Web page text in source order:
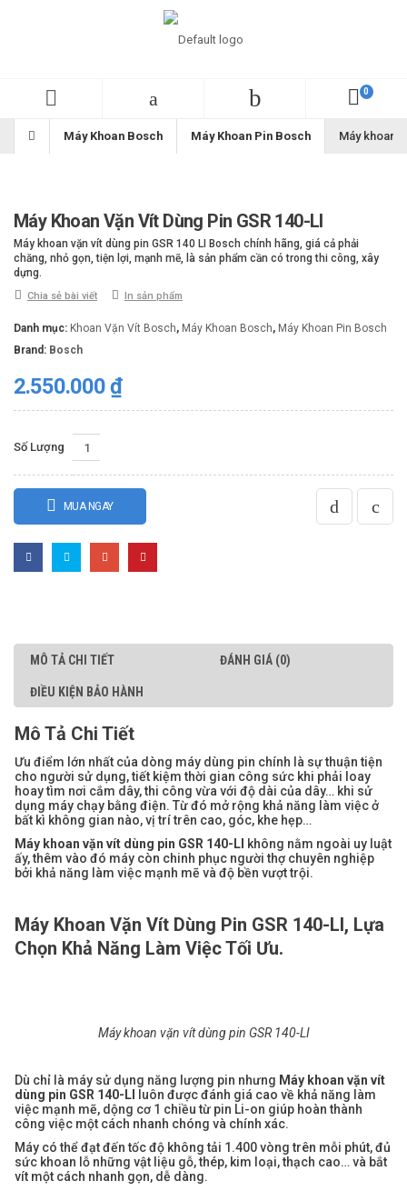
Máy Khoan Bosch Máy Khoan Pin Bosch Máy khoan
Máy Khoan Vặn Vít Dùng Pin GSR 140-LI
Máy khoan vặn vít dùng pin GSR 140 LI Bosch chính hãng, giá cả phải
chăng, nhỏ gọn, tiện lợi, mạnh mẽ, là sản phẩm cần có trong thi công, xây
dựng.
Chia sẻ bài viết In sản phẩm
Danh mục: Khoan Vặn Vít Bosch, Máy Khoan Bosch, Máy Khoan Pin Bosch
Brand: Bosch
2.550.000₫
Số Lượng
MUA NGAY
MÔ TẢ CHI TIẾT ĐÁNH GIÁ (0)
ĐIỀU KIỆN BẢO HÀNH
Mô Tả Chi Tiết
Ưu điểm lớn nhất của dòng máy dùng pin chính là sự thuận tiện
cho người sử dụng, tiết kiệm thời gian công sức khi phải loay
hoay tìm nơi cắm dây, thi công vừa với độ dài của dây… khi sử
dụng máy chạy bằng điện. Từ đó mở rộng khả năng làm việc ở
bất kì không gian nào, vị trí trên cao, góc, khe hẹp…
Máy khoan vặn vít dùng pin GSR 140-LI không nằm ngoài uy luật
ấy, thêm vào đó máy còn chinh phục người thợ chuyên nghiệp
bởi khả năng làm việc mạnh mẽ và độ bền vượt trội.
Máy Khoan Vặn Vít Dùng Pin GSR 140-LI, Lựa
Chọn Khả Năng Làm Việc Tối Ưu.
Máy khoan vặn vít dùng pin GSR 140-LI
Dù chỉ là máy sử dụng năng lượng pin nhưng Máy khoan vặn vít
dùng pin GSR 140-LI
luôn được đánh giá cao về khả năng làm
việc mạnh mẽ, dộng cơ 1 chiều từ pin Li-on giúp hoàn thành
công việc một cách nhanh chóng và chính xác.
Máy có thể đạt đến tốc độ không tải 1.400 vòng trên mỗi phút, đủ
sức khoan lỗ những vật liệu gỗ, thép, kim loại, thạch cao… và bắt
vít một cách nhanh gọn, dễ dàng.